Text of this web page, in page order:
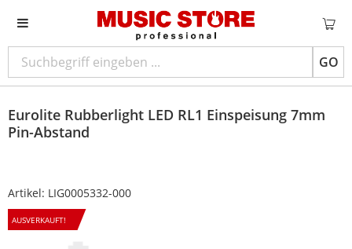
GO
Eurolite Rubberlight LED RL1 Einspeisung 7mm
Pin-Abstand
Artikel: LIG0005332-000
AUSVERKAUFT!